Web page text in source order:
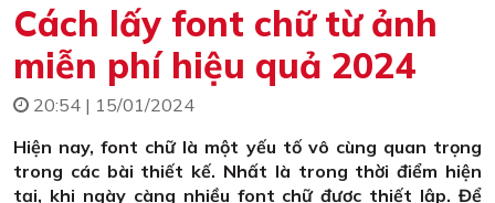
Cách lấy font chữ từ ảnh
miễn phí hiệu quả 2024
20:54 | 15/01/2024
Hiện nay, font chữ là một yếu tố vô cùng quan trọng
trong các bài thiết kế. Nhất là trong thời điểm hiện
tại, khi ngày càng nhiều font chữ được thiết lập. Để